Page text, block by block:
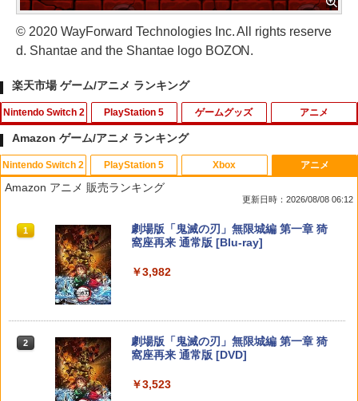
© 2020 WayForward Technologies Inc. All rights reserve
d. Shantae and the Shantae logo BOZON.
楽天市場 ゲーム/アニメ ランキング
Nintendo Switch 2
1
【マラソン期間ポイント2倍＆クーポン
あり】【スイッチ2対応ケースあり】 Ni
ntendo Switch 2 Switch2 ケース 有機E
チ ライト 任天堂 ニンテンドー 保護 カバ
ー 入れ物 コンパクト 収納
￥2,980
￥3,975
PlayStation 5
1
【中古】Lost Soul Asideソフト:プレイ
ステーション5ソフト／アクション・ゲ
￥850
￥4,890
ゲームグッズ
1
【中古】サムライスピリッツ斬紅郎無双
剣 ベスト
リコリス・リコイル ぶくぶ おおきめ
￥880
リコリス・リコイル ぶくぶ おおきめ
アニメ
1
【中古】Blu-ray▼リトル・マーメイド
ブルーレイディスク レンタル落ち
￥3,723
Amazon ゲーム/アニメ ランキング
Nintendo Switch 2
1
スプラトゥーン レイダース|オンライン
コード版
￥5,832
2 スプラトゥーン レイダース -Switch2
PlayStation 5
1
PlayStation 5 デジタル・エディション
日本語専用 Console Language: Japan
2
Beast of Reincarnation -PS5 【特典】
プロダクトコード 封入
￥7,286
Xbox
1
【純正品】Xbox ワイヤレス コントロー
ラー + USB-C® ケーブル
￥8,300
ラー (ロボット ホワイト)
アニメ
Amazon アニメ 販売ランキング
更新日時：2026/08/08 06:12
1
劇場版「鬼滅の刃」無限城編 第一章 猗
窩座再来 通常版 [Blu-ray]
￥3,982
2
劇場版「鬼滅の刃」無限城編 第一章 猗
窩座再来 通常版 [DVD]
￥3,523